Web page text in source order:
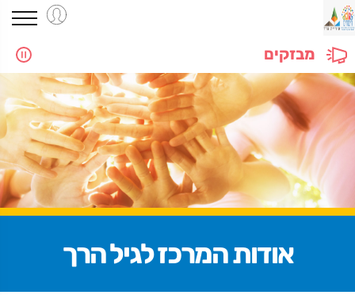
מבזקים
אודות המרכז לגיל הרך